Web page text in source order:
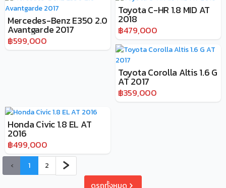
Mercedes-Benz E350 2.0
Avantgarde 2017
฿599,000
Toyota C-HR 1.8 MID AT
2018
฿479,000
Toyota Corolla Altis 1.6 G
AT 2017
฿359,000
Honda Civic 1.8 EL AT
2016
฿499,000
‹ 1 2 ›
ดูรถทั้งหมด